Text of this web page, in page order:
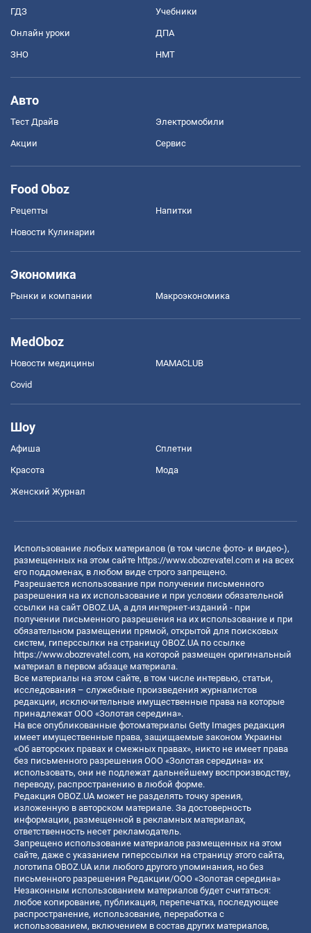
ГДЗ Учебники
Онлайн уроки ДПА
ЗНО НМТ
Авто
Тест Драйв Электромобили
Акции Сервис
Food Oboz
Рецепты Напитки
Новости Кулинарии
Экономика
Рынки и компании Mакроэкономика
MedOboz
Новости медицины MAMACLUB
Covid
Шоу
Афиша Сплетни
Красота Мода
Женский Журнал
Использование любых материалов (в том числе фото- и видео-),
размещенных на этом сайте https://www.obozrevatel.com и на всех
его поддоменах, в любом виде строго запрещено.
Разрешается использование при получении письменного
разрешения на их использование и при условии обязательной
ссылки на сайт OBOZ.UA, а для интернет-изданий - при
получении письменного разрешения на их использование и при
обязательном размещении прямой, открытой для поисковых
систем, гиперссылки на страницу OBOZ.UA по ссылке
https://www.obozrevatel.com, на которой размещен оригинальный
материал в первом абзаце материала.
Все материалы на этом сайте, в том числе интервью, статьи,
исследования – служебные произведения журналистов
редакции, исключительные имущественные права на которые
принадлежат ООО «Золотая середина».
На все опубликованные фотоматериалы Getty Images редакция
имеет имущественные права, защищаемые законом Украины
«Об авторских правах и смежных правах», никто не имеет права
без письменного разрешения ООО «Золотая середина» их
использовать, они не подлежат дальнейшему воспроизводству,
переводу, распространению в любой форме.
Редакция OBOZ.UA может не разделять точку зрения,
изложенную в авторском материале. За достоверность
информации, размещенной в рекламных материалах,
ответственность несет рекламодатель.
Запрещено использование материалов размещенных на этом
сайте, даже с указанием гиперссылки на страницу этого сайта,
логотипа OBOZ.UA или любого другого упоминания, но без
письменного разрешения Редакции/ООО «Золотая середина»
Незаконным использованием материалов будет считаться:
любое копирование, публикация, перепечатка, последующее
распространение, использование, переработка с
использованием, включением в состав других материалов,